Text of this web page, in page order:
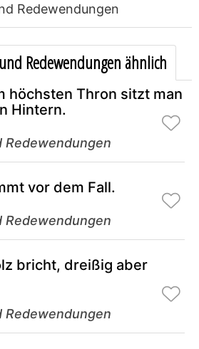
Redewendungen
Redewendungen ähnlich
höchsten Thron sitzt man
Hintern.
vor dem Fall.
bricht, dreißig aber